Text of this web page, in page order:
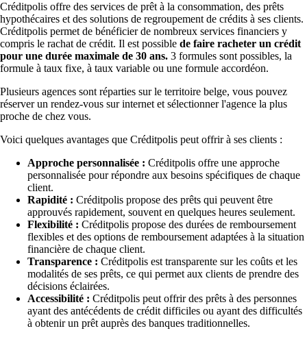
Créditpolis offre des services de prêt à la consommation, des prêts
hypothécaires et des solutions de regroupement de crédits à ses clients.
Créditpolis permet de bénéficier de nombreux services financiers y
compris le rachat de crédit. Il est possible de faire racheter un crédit
pour une durée maximale de 30 ans. 3 formules sont possibles, la
formule à taux fixe, à taux variable ou une formule accordéon.
Plusieurs agences sont réparties sur le territoire belge, vous pouvez
réserver un rendez-vous sur internet et sélectionner l'agence la plus
proche de chez vous.
Voici quelques avantages que Créditpolis peut offrir à ses clients :
Approche personnalisée : Créditpolis offre une approche
personnalisée pour répondre aux besoins spécifiques de chaque
client.
Rapidité : Créditpolis propose des prêts qui peuvent être
approuvés rapidement, souvent en quelques heures seulement.
Flexibilité : Créditpolis propose des durées de remboursement
flexibles et des options de remboursement adaptées à la situation
financière de chaque client.
Transparence : Créditpolis est transparente sur les coûts et les
modalités de ses prêts, ce qui permet aux clients de prendre des
décisions éclairées.
Accessibilité : Créditpolis peut offrir des prêts à des personnes
ayant des antécédents de crédit difficiles ou ayant des difficultés
à obtenir un prêt auprès des banques traditionnelles.